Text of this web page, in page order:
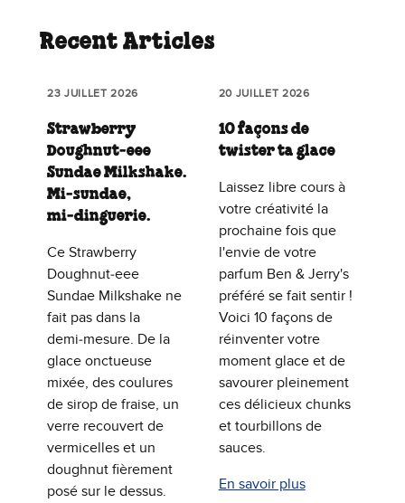
Recent Articles
23 JUILLET 2026
Strawberry
Doughnut‑eee
Sundae Milkshake.
Mi‑sundae,
mi‑dinguerie.
Ce Strawberry
Doughnut‑eee
Sundae Milkshake ne
fait pas dans la
demi‑mesure. De la
glace onctueuse
mixée, des coulures
de sirop de fraise, un
verre recouvert de
vermicelles et un
doughnut fièrement
posé sur le dessus.
20 JUILLET 2026
10 façons de
twister ta glace
Laissez libre cours à
votre créativité la
prochaine fois que
l'envie de votre
parfum Ben & Jerry's
préféré se fait sentir !
Voici 10 façons de
réinventer votre
moment glace et de
savourer pleinement
ces délicieux chunks
et tourbillons de
sauces.
En savoir plus